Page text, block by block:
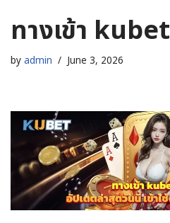
ทางเข้า kubet
by admin June 3, 2026